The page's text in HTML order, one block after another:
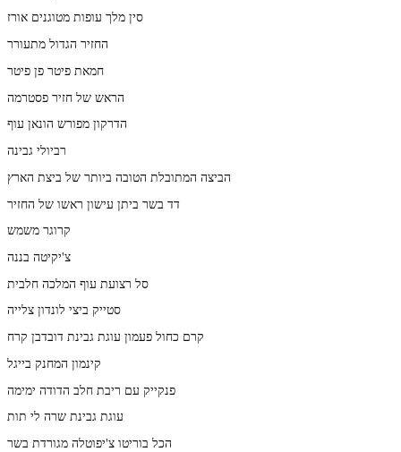
סין מלך עופות מטוגנים אורז
החזיר הגדול מתעורר
חמאת פיטר פן פיטר
הראש של חזיר פסטרמה
הדרקון מפורש הונאן עוף
רביולי גבינה
הביצה המתובלת הטובה ביותר של ביצת הארץ
דד בשר ביתן עישון ראשו של החזיר
קרוגר משמש
צ'יקיטה בננה
סל רצועת עוף המלכה חלבית
סטייק ביצי לונדון צלייה
קרם כחול פעמון עוגת גבינת דובדבן קרח
קינמון המחנק בייגל
פנקייק עם ריבת חלב הדודה ימימה
עוגת גבינת שרה לי תות
הכל בוריטו צ'יפוטלה מגורדת בשר